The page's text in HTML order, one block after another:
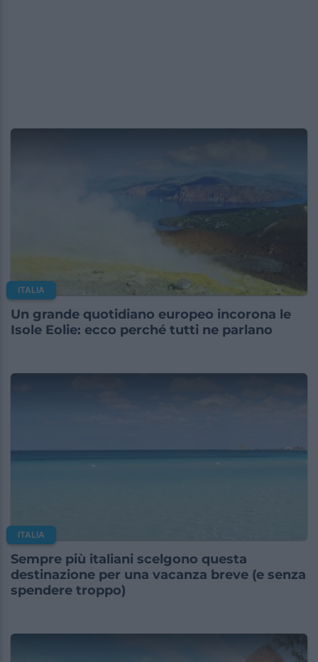
ITALIA
Un grande quotidiano europeo incorona le
Isole Eolie: ecco perché tutti ne parlano
ITALIA
Sempre più italiani scelgono questa
destinazione per una vacanza breve (e senza
spendere troppo)